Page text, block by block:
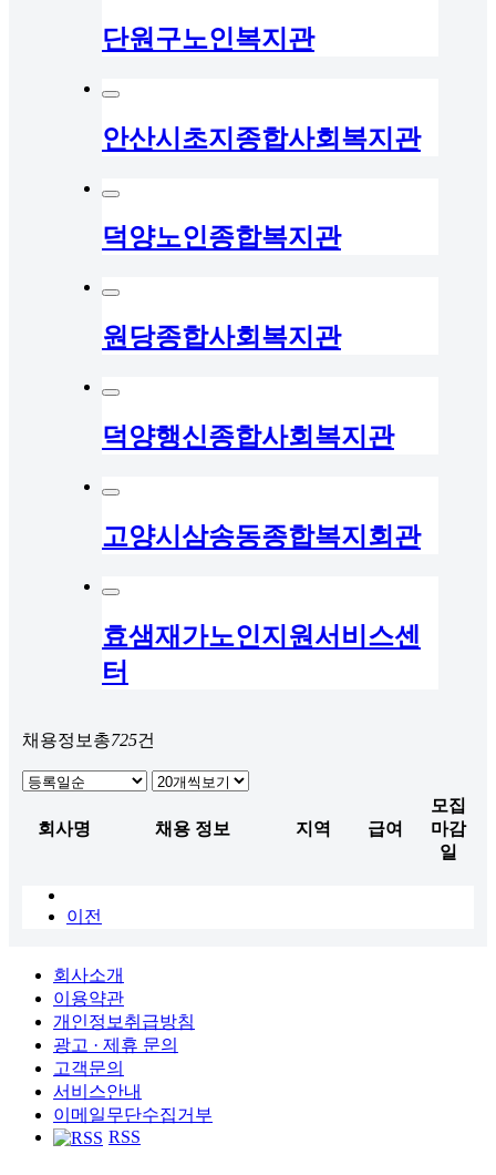
단원구노인복지관
안산시초지종합사회복지관
덕양노인종합복지관
원당종합사회복지관
덕양행신종합사회복지관
고양시삼송동종합복지회관
효샘재가노인지원서비스센
터
채용정보 총725건
회사명 채용 정보 지역 급여
모집
마감
일
이전
회사소개
이용약관
개인정보취급방침
광고 · 제휴 문의
고객문의
서비스안내
이메일무단수집거부
RSS